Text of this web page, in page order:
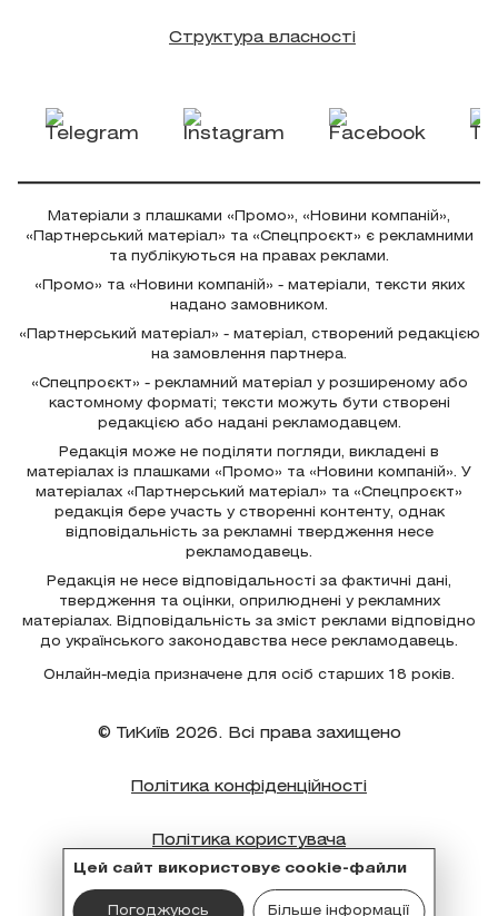
Цей сайт використовує cookie-файли
Погоджуюсь Більше інформації
Структура власності
Матеріали з плашками «Промо», «Новини компаній»,
«Партнерський матеріал» та «Спецпроєкт» є рекламними
та публікуються на правах реклами.
«Промо» та «Новини компаній» - матеріали, тексти яких
надано замовником.
«Партнерський матеріал» - матеріал, створений редакцією
на замовлення партнера.
«Спецпроєкт» - рекламний матеріал у розширеному або
кастомному форматі; тексти можуть бути створені
редакцією або надані рекламодавцем.
Редакція може не поділяти погляди, викладені в
матеріалах із плашками «Промо» та «Новини компаній». У
матеріалах «Партнерський матеріал» та «Спецпроєкт»
редакція бере участь у створенні контенту, однак
відповідальність за рекламні твердження несе
рекламодавець.
Редакція не несе відповідальності за фактичні дані,
твердження та оцінки, оприлюднені у рекламних
матеріалах. Відповідальність за зміст реклами відповідно
до українського законодавства несе рекламодавець.
Онлайн-медіа призначене для осіб старших 18 років.
© ТиКиїв 2026. Всі права захищено
Політика конфіденційності
Політика користувача
Політика cookie